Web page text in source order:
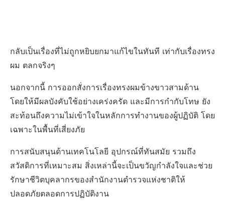
กลับเป็นเรื่องที่ไม่ถูกหยิบยกมาแก้ไขในทันที เท่ากับเรื่องทรง
ผม ตลกจริงๆ
นอกจากนี้ การออกสั่งการเรื่องทรงผมข้างขาวสามด้าน
โดยให้มีผลบังคับใช้อย่างเคร่งครัด และมีการกำกับโทษ ยัง
สะท้อนถึงความไม่เข้าใจในหลักการทำงานของผู้ปฏิบัติ โดย
เฉพาะในพื้นที่เสี่ยงภัย
การสนับสนุนด้านเทคโนโลยี อุปกรณ์ที่ทันสมัย รวมถึง
สวัสดิการที่เหมาะสม สิ่งเหล่านี้จะเป็นขวัญกำลังใจและช่วย
รักษาชีวิตบุคลากรของสำนักงานตำรวจแห่งชาติให้
ปลอดภัยตลอดการปฏิบัติงาน